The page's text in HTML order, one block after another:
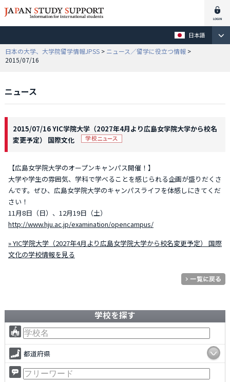
日本語
日本の大学、大学院留学情報JPSS > ニュース／留学に役立つ情報 >
2015/07/16
ニュース
2015/07/16 YIC学院大学（2027年4月より広島女学院大学から校名
変更予定） 国際文化
【広島女学院大学のオープンキャンパス開催！】
大学や学生の雰囲気、学科で学べることを感じられる企画が盛りだくさ
んです。ぜひ、広島女学院大学のキャンパスライフを体感しにきてくだ
さい！
11月8日（日）、12月19日（土）
http://www.hju.ac.jp/examination/opencampus/
» YIC学院大学（2027年4月より広島女学院大学から校名変更予定） 国際
文化の学校情報を見る
学校を探す
都道府県